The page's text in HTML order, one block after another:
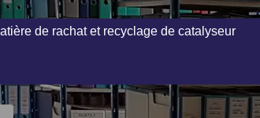
de rachat et recyclage de catalyseur